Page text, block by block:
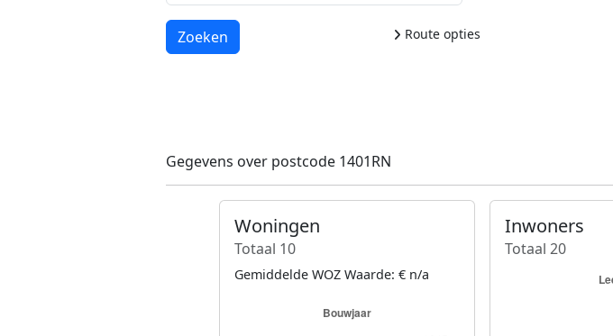
Route opties
Laden...
Zoeken
Gegevens over postcode 1401RN
Woningen
Totaal 10
Gemiddelde WOZ Waarde: € n/a
Inwoners
Totaal 20